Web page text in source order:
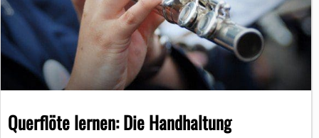
Querflöte lernen: Die Handhaltung